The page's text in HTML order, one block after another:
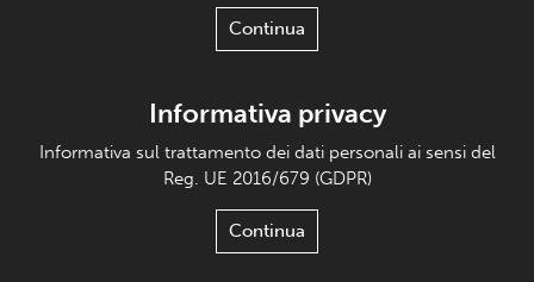
Continua
Informativa privacy
Informativa sul trattamento dei dati personali ai sensi del
Reg. UE 2016/679 (GDPR)
Continua